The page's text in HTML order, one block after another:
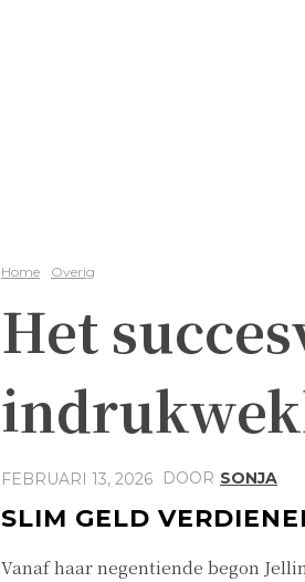
Home Overig
Het
FEBRUARI 13, 2026 DOOR SONJA
SLIM GELD
Vanaf haar negentiende begon